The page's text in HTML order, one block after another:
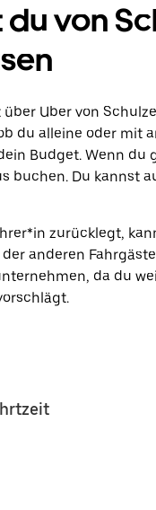
du von
Uber von
du alleine oder mit
Budget. Wenn du
buchen. Du kannst
zurücklegt,
anderen
da du